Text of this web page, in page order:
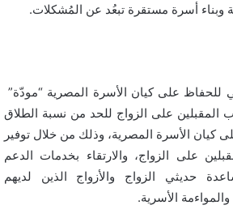
أسرة مستقرة تبعُد عن المُشكلات.
للحفاظ على كيان الأسرة المصرية “مودّة”
المقبلين على الزواج للحد من نسبة الطلاق
كيان الأسرة المصرية، وذلك من خلال توفير
على الزواج، والارتقاء بخدمات الدعم
حديثي الزواج والأزواج الذين لديهم
الأسرية.